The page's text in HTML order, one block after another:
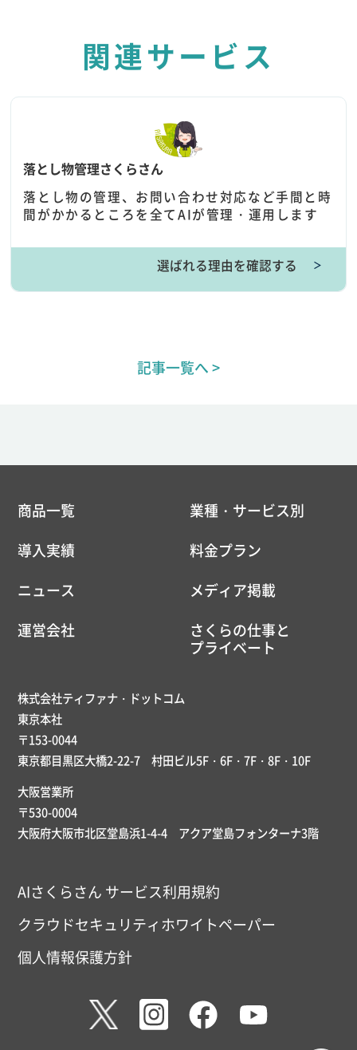
関連サービス
落とし物管理さくらさん
落とし物の管理、お問い合わせ対応など手間と時
間がかかるところを全てAIが管理・運用します
選ばれる理由を確認する ＞
記事一覧へ >
商品一覧
業種・サービス別
導入実績
料金プラン
ニュース
メディア掲載
運営会社
さくらの仕事と
プライベート
株式会社ティファナ・ドットコム
東京本社
〒153-0044
東京都目黒区大橋2-22-7 村田ビル5F・6F・7F・8F・10F
大阪営業所
〒530-0004
大阪府大阪市北区堂島浜1-4-4 アクア堂島フォンターナ3階
AIさくらさん サービス利用規約
クラウドセキュリティホワイトペーパー
個人情報保護方針